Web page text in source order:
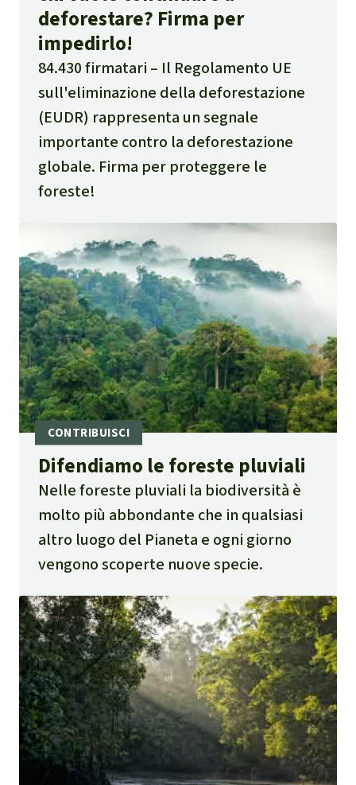
deforestare? Firma per
impedirlo!
84.430 firmatari
Il Regolamento UE
sull'eliminazione della deforestazione
(EUDR) rappresenta un segnale
importante contro la deforestazione
globale. Firma per proteggere le
foreste!
Difendiamo le foreste pluviali
Nelle foreste pluviali la biodiversità è
molto più abbondante che in qualsiasi
altro luogo del Pianeta e ogni giorno
vengono scoperte nuove specie.